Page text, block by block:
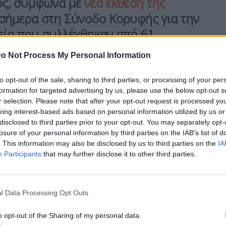
Not Process My Personal Information
opt-out of the sale, sharing to third parties, or processing of your
for targeted advertising by us, please use the below opt-out
selection. Please note that after your opt-out request is processed
interest-based ads based on personal information utilized by us
to third parties prior to your opt-out. You may separately
of your personal information by third parties on the IAB’s list of
This information may also be disclosed by us to third parties on the
Participants that may further disclose it to other third parties.
Data Processing Opt Outs
opt-out of the Sharing of my personal data.
στη Σύνοδο Κορυφής για την
που συλλέχθηκαν από 61
η έκθεση προσδιορίζει τι
και τι καθυστερεί την
– μια στρατηγική εξηλεκτρισμού που
ανταγωνιστικότητα ευθυγραμμίζοντας τα
τα επενδυτικά πλαίσια και την πολιτική.
ως βασική προϋπόθεση
στην παγκόσμια σκηνή, ωστόσο δεν
να εντοπίσει βασικά εμπόδια και να